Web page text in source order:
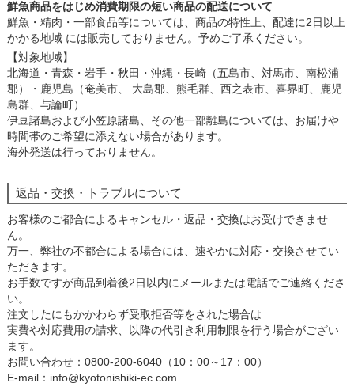
鮮魚商品をはじめ消費期限の短い商品の配送について
鮮魚・精肉・一部食品等については、商品の特性上、配達に2日以上
かかる地域 には販売しておりません。予めご了承ください。
【対象地域】
北海道・青森・岩手・秋田・沖縄・長崎（五島市、対馬市、南松浦
郡）・鹿児島（奄美市、 大島郡、熊毛群、西之表市、喜界町、鹿児
島群、与論町）
伊豆諸島および小笠原諸島、その他一部離島については、お届けや
時間帯のご希望に添えない場合があります。
海外発送は行っておりません。
返品・交換・トラブルについて
お客様のご都合によるキャンセル・返品・交換はお受けできませ
ん。
万一、弊社の不都合による場合には、速やかに対応・交換させてい
ただきます。
お手数ですが商品到着後2日以内にメールまたは電話でご連絡くださ
い。
注文したにもかかわらず受取拒否等をされた場合は
実費や対応費用の請求、以降の代引き利用制限を行う場合がござい
ます。
お問い合わせ：0800-200-6040（10：00～17：00）
E-mail：info@kyotonishiki-ec.com